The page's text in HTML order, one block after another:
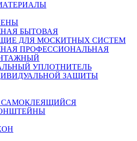
БЫТОВАЯ
ДЛЯ МОСКИТНЫХ СИСТЕМ
ПРОФЕССИОНАЛЬНАЯ
УПЛОТНИТЕЛЬ
ЗАЩИТЫ
САМОКЛЕЯЩИЙСЯ